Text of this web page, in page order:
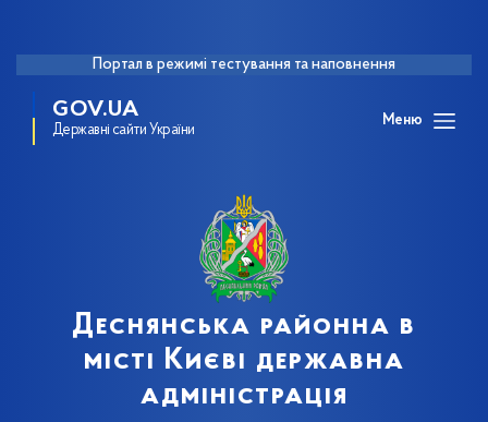
Портал в режимі тестування та наповнення
GOV.UA
Державні сайти України
Меню
Деснянська районна в
місті Києві державна
адміністрація